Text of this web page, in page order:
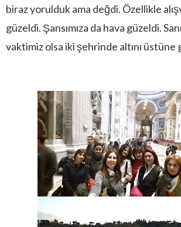
biraz yorulduk ama değdi. Özellikle
güzeldi. Şansımıza da hava güzeldi.
vaktimiz olsa iki şehrinde altını